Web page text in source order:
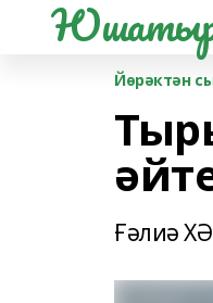
Йөрәктән
Ғәлиә